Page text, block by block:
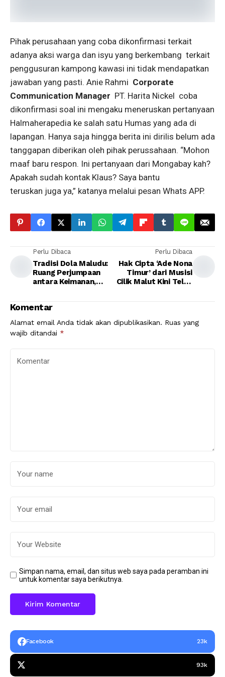
Pihak perusahaan yang coba dikonfirmasi terkait
adanya aksi warga dan isyu yang berkembang terkait
penggusuran kampong kawasi ini tidak mendapatkan
jawaban yang pasti. Anie Rahmi Corporate
Communication Manager PT. Harita Nickel coba
dikonfirmasi soal ini mengaku meneruskan pertanyaan
Halmaherapedia ke salah satu Humas yang ada di
lapangan. Hanya saja hingga berita ini dirilis belum ada
tanggapan diberikan oleh pihak perussahaan. “Mohon
maaf baru respon. Ini pertanyaan dari Mongabay kah?
Apakah sudah kontak Klaus? Saya bantu
teruskan juga ya,” katanya melalui pesan Whats APP.
Perlu Dibaca
Tradisi Dola Maludu:
Ruang Perjumpaan
antara Keimanan,
Perlu Dibaca
Hak Cipta ‘Ade Nona
Timur’ dari Musisi
Cilik Malut Kini Telah
Komentar
Alamat email Anda tidak akan dipublikasikan. Ruas yang
wajib ditandai *
Simpan nama, email, dan situs web saya pada peramban ini
untuk komentar saya berikutnya.
Facebook 23k
93k